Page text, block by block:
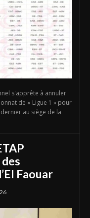
s'apprête à annuler
de « Ligue 1 » pour
au siège de la
Faouar